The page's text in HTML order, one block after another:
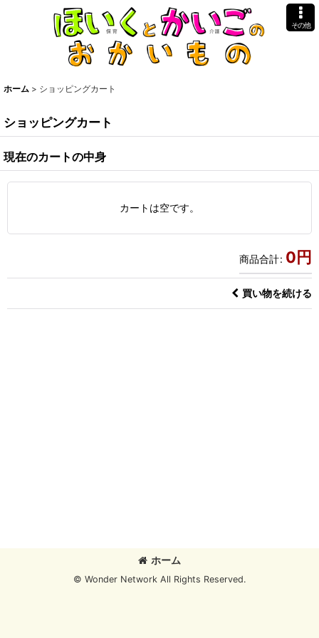
その他
ホーム > ショッピングカート
ショッピングカート
現在のカートの中身
カートは空です。
商品合計: 0円
買い物を続ける
ホーム
© Wonder Network All Rights Reserved.